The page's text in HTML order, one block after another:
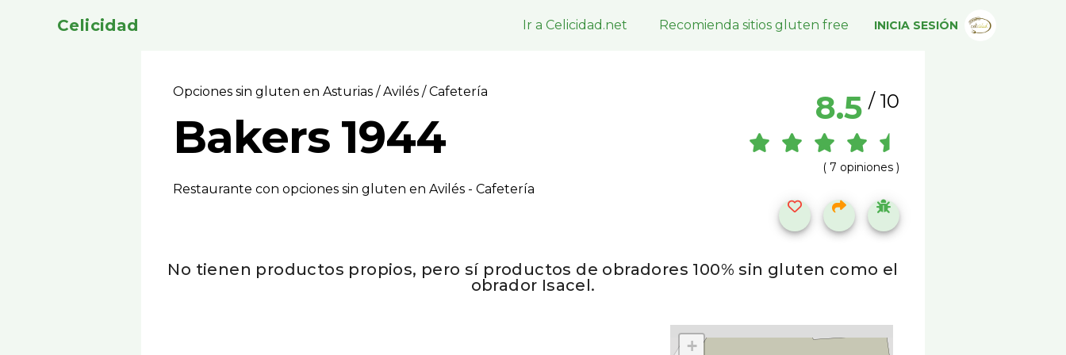
Celicidad Ir a Celicidad.net Recomienda sitios gluten free INICIA SESIÓN
Opciones sin gluten en Asturias/Avilés / Cafeterí­a
Bakers 1944
Restaurante con opciones sin gluten en Avilés - Cafeterí­a
8.5 / 10
( 7 opiniones )
No tienen productos propios, pero sí productos de obradores 100% sin gluten como el
obrador Isacel.
+